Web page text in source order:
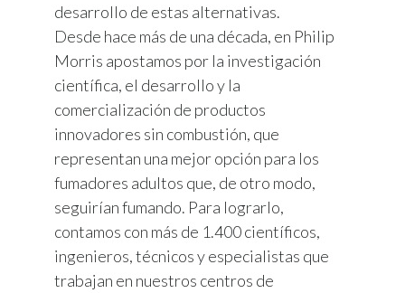
desarrollo de estas alternativas.​
Desde hace más de una década, en Philip
Morris apostamos por la investigación
científica, el desarrollo y la
comercialización de productos
innovadores sin combustión, que
representan una mejor opción para los
fumadores adultos que, de otro modo,
seguirían fumando. Para lograrlo,
contamos con más de 1.400 científicos,
ingenieros, técnicos y especialistas que
trabajan en nuestros centros de